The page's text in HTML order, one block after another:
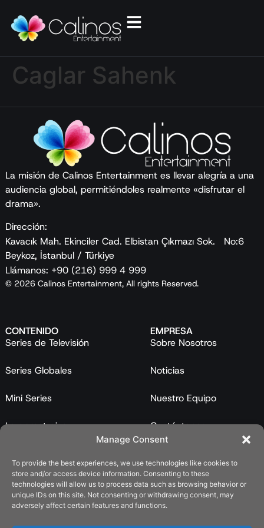
Manage Consent
To provide the best experiences, we use technologies like cookies to
store and/or access device information. Consenting to these
technologies will allow us to process data such as browsing behavior or
unique IDs on this site. Not consenting or withdrawing consent, may
adversely affect certain features and functions.
Caglar Sahenk
La misión de Calinos Entertainment es llevar alegría a una
audiencia global, permitiéndoles realmente «disfrutar el
drama».
Dirección:
Kavacık Mah. Ekinciler Cad. Elbistan Çıkmazı Sok. No:6
Beykoz, İstanbul / Türkiye
Llámanos: +90 (216) 999 4 999
© 2026 Calinos Entertainment, All rights Reserved.
CONTENIDO
Series de Televisión
Series Globales
Mini Series
Largometrajes
Catálogo
EMPRESA
Sobre Nosotros
Noticias
Nuestro Equipo
Contáctanos
LEGAL